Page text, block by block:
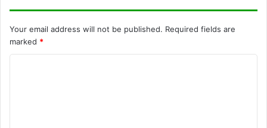
Your email address will not be published. Required fields are
marked *